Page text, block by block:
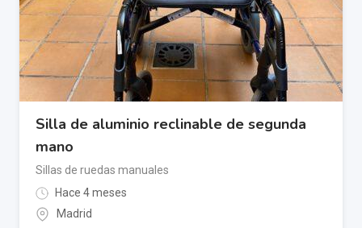
Silla de aluminio reclinable de segunda
mano
Sillas de ruedas manuales
Hace 4 meses
Madrid